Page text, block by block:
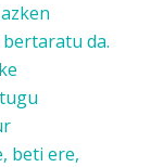
da.
beti ere,